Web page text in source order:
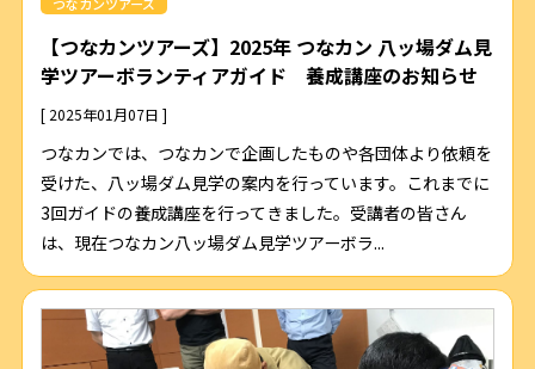
【つなカンツアーズ】2025年 つなカン 八ッ場ダム見
学ツアーボランティアガイド 養成講座のお知らせ
[ 2025年01月07日 ]
つなカンでは、つなカンで企画したものや各団体より依頼を
受けた、八ッ場ダム見学の案内を行っています。これまでに
3回ガイドの養成講座を行ってきました。受講者の皆さん
は、現在つなカン八ッ場ダム見学ツアーボラ...